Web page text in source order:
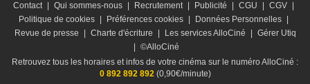
Contact Qui sommes-nous Recrutement Publicité CGU CGV
Politique de cookies
Préférences cookies Données Personnelles
Revue de presse
Charte d'écriture Les services AlloCiné
Gérer Utiq
©AlloCiné
Retrouvez tous les horaires et infos de votre cinéma sur le numéro AlloCiné :
0 892 892 892(0,90€/minute)